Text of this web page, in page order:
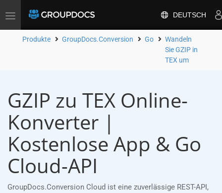
Toggle
DEUTSCH
Produkte GroupDocs.Conversion Go
Wandeln
Sie GZIP in
TEX um
GZIP zu TEX Online-
Konverter |
Kostenlose App & Go
Cloud-API
GroupDocs.Conversion Cloud ist eine zuverlässige REST-API,